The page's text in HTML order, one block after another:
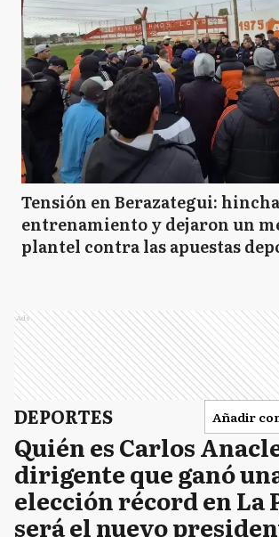
Tensión en Berazategui:
entrenamiento y dejaron un
plantel contra las apuestas
Ads
DEPORTES Añadir
Quién es Carlos
dirigente que ganó
elección récord en La
será el nuevo